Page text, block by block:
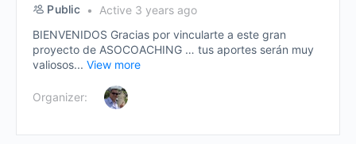
Public
Active 3 years ago
BIENVENIDOS Gracias por vincularte a este gran
proyecto de ASOCOACHING … tus aportes serán muy
valiosos... View more
Organizer: